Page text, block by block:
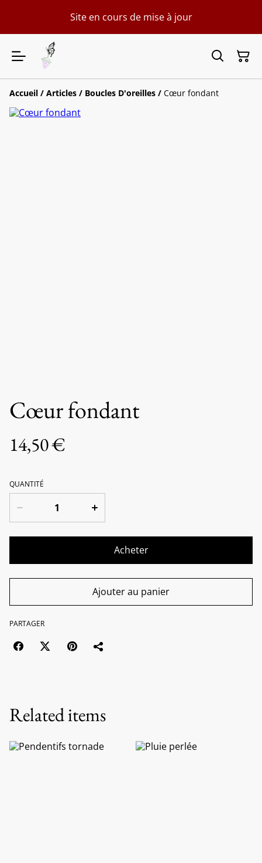
Site en cours de mise à jour
Accueil / Articles / Boucles D'oreilles / Cœur fondant
Cœur fondant
14,50 €
QUANTITÉ
Acheter
Ajouter au panier
PARTAGER
Related items